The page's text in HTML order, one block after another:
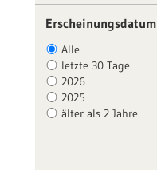
Erscheinungsdatum
Alle
letzte 30 Tage
2026
2025
älter als 2 Jahre